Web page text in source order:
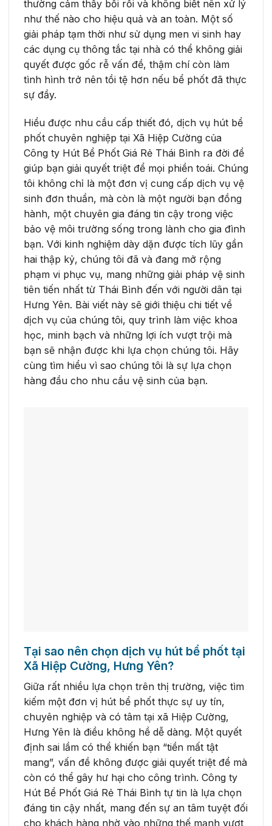
thường cảm thấy bối rối và không biết nên xử lý
như thế nào cho hiệu quả và an toàn. Một số
giải pháp tạm thời như sử dụng men vi sinh hay
các dụng cụ thông tắc tại nhà có thể không giải
quyết được gốc rễ vấn đề, thậm chí còn làm
tình hình trở nên tồi tệ hơn nếu bể phốt đã thực
sự đầy.
Hiểu được nhu cầu cấp thiết đó, dịch vụ hút bể
phốt chuyên nghiệp tại Xã Hiệp Cường của
Công ty Hút Bể Phốt Giá Rẻ Thái Bình ra đời để
giúp bạn giải quyết triệt để mọi phiền toái. Chúng
tôi không chỉ là một đơn vị cung cấp dịch vụ vệ
sinh đơn thuần, mà còn là một người bạn đồng
hành, một chuyên gia đáng tin cậy trong việc
bảo vệ môi trường sống trong lành cho gia đình
bạn. Với kinh nghiệm dày dặn được tích lũy gần
hai thập kỷ, chúng tôi đã và đang mở rộng
phạm vi phục vụ, mang những giải pháp vệ sinh
tiên tiến nhất từ Thái Bình đến với người dân tại
Hưng Yên. Bài viết này sẽ giới thiệu chi tiết về
dịch vụ của chúng tôi, quy trình làm việc khoa
học, minh bạch và những lợi ích vượt trội mà
bạn sẽ nhận được khi lựa chọn chúng tôi. Hãy
cùng tìm hiểu vì sao chúng tôi là sự lựa chọn
hàng đầu cho nhu cầu vệ sinh của bạn.
Tại sao nên chọn dịch vụ hút bể phốt tại
Xã Hiệp Cường, Hưng Yên?
Giữa rất nhiều lựa chọn trên thị trường, việc tìm
kiếm một đơn vị hút bể phốt thực sự uy tín,
chuyên nghiệp và có tâm tại xã Hiệp Cường,
Hưng Yên là điều không hề dễ dàng. Một quyết
định sai lầm có thể khiến bạn “tiền mất tật
mang”, vấn đề không được giải quyết triệt để mà
còn có thể gây hư hại cho công trình. Công ty
Hút Bể Phốt Giá Rẻ Thái Bình tự tin là lựa chọn
đáng tin cậy nhất, mang đến sự an tâm tuyệt đối
cho khách hàng nhờ vào những thế mạnh vượt